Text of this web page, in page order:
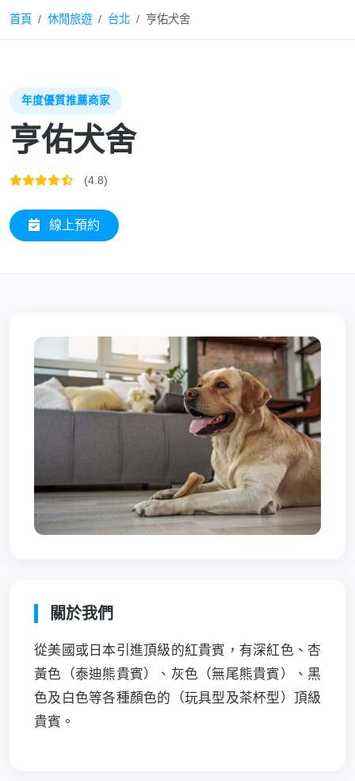
首頁 休閒旅遊 台北 亨佑犬舍
年度優質推薦商家
亨佑犬舍
(4.8)
線上預約
關於我們
從美國或日本引進頂級的紅貴賓，有深紅色、杏
黃色（泰迪熊貴賓）、灰色（無尾熊貴賓）、黑
色及白色等各種顏色的（玩具型及茶杯型）頂級
貴賓。